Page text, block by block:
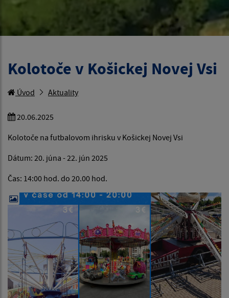
Kolotoče v Košickej Novej Vsi
Úvod Aktuality
20.06.2025
Kolotoče na futbalovom ihrisku v Košickej Novej Vsi
Dátum: 20. júna - 22. jún 2025
Čas: 14:00 hod. do 20.00 hod.